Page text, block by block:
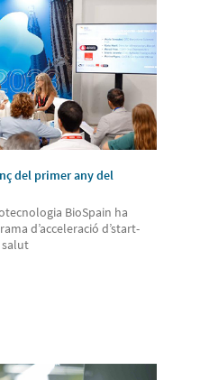
del primer any del
BioSpain ha
d’acceleració d’start-
salut